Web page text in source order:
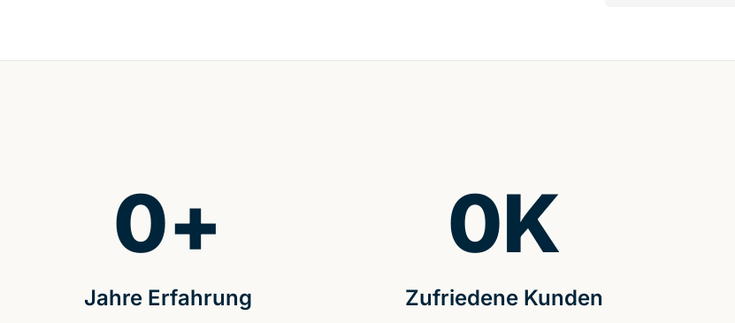
Jahre Erfahrung
0+
Zufriedene Kunden
0K